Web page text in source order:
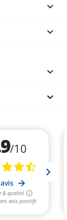



keyboard_arrow_down